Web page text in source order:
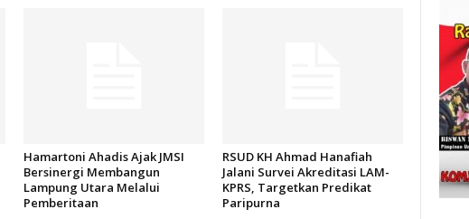
Hamartoni Ahadis Ajak JMSI
Bersinergi Membangun
Lampung Utara Melalui
Pemberitaan
RSUD KH Ahmad Hanafiah
Jalani Survei Akreditasi LAM-
KPRS, Targetkan Predikat
Paripurna